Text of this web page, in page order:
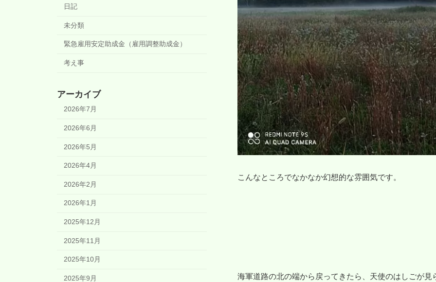
こんなところでなかなか幻想的な雰囲気です。
海軍道路の北の端から戻ってきたら、天使のはしごが見
日記
未分類
緊急雇用安定助成金（雇用調整助成金）
考え事
アーカイブ
2026年7月
2026年6月
2026年5月
2026年4月
2026年2月
2026年1月
2025年12月
2025年11月
2025年10月
2025年9月